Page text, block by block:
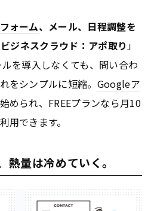
フォーム、メール、日程調整を
ジネスクラウド：アポ取り」
を導入しなくても、問い合わ
をシンプルに短縮。 Googleア
められ、FREEプランなら月10
用できます。
熱量は冷めていく。